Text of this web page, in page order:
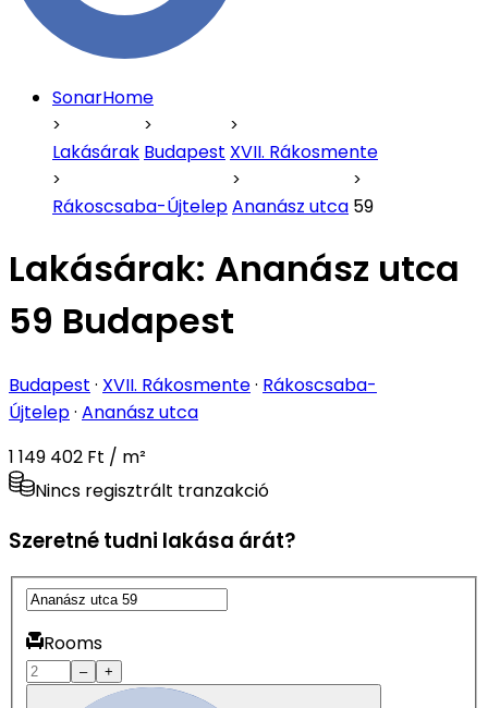
SonarHome
Lakásárak Budapest XVII. Rákosmente
Rákoscsaba-ÚjtelepAnanász utca 59
Lakásárak: Ananász utca
59 Budapest
Budapest · XVII. Rákosmente· Rákoscsaba-
Újtelep· Ananász utca
1 149 402 Ft / m²
Nincs regisztrált tranzakció
Szeretné tudni lakása árát?
Rooms
– +